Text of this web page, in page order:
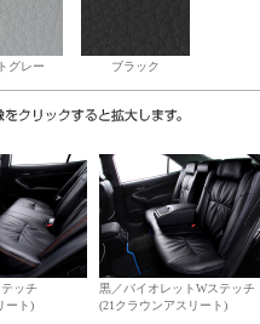
グレー ブラック
ッチ
ート)
黒／バイオレットWステッチ
(21クラウンアスリート)